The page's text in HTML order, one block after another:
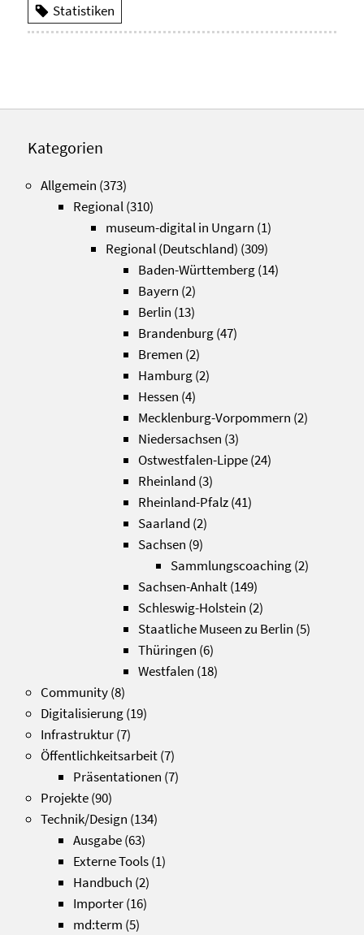
Statistiken
Kategorien
Allgemein (373)
Regional(310)
museum-digital in Ungarn (1)
Regional (Deutschland) (309)
Baden-Württemberg(14)
Bayern (2)
Berlin (13)
Brandenburg(47)
Bremen (2)
Hamburg(2)
Hessen (4)
Mecklenburg-Vorpommern (2)
Niedersachsen (3)
Ostwestfalen-Lippe(24)
Rheinland (3)
Rheinland-Pfalz(41)
Saarland (2)
Sachsen (9)
Sammlungscoaching(2)
Sachsen-Anhalt(149)
Schleswig-Holstein (2)
Staatliche Museen zu Berlin (5)
Thüringen (6)
Westfalen (18)
Community(8)
Digitalisierung(19)
Infrastruktur(7)
Öffentlichkeitsarbeit(7)
Präsentationen (7)
Projekte(90)
Technik/Design (134)
Ausgabe(63)
Externe Tools(1)
Handbuch (2)
Importer(16)
md:term (5)